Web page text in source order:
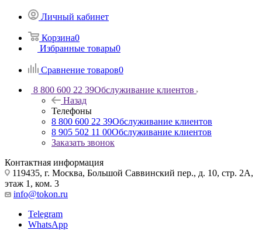
Личный кабинет
Корзина0
Избранные товары0
Сравнение товаров0
8 800 600 22 39Обслуживание клиентов
Назад
Телефоны
8 800 600 22 39Обслуживание клиентов
8 905 502 11 00Обслуживание клиентов
Заказать звонок
Контактная информация
119435, г. Москва, Большой Саввинский пер., д. 10, стр. 2А,
этаж 1, ком. 3
info@tokon.ru
Telegram
WhatsApp